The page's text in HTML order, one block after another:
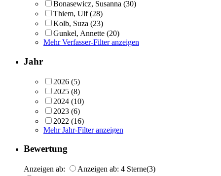
Bonasewicz, Susanna (30)
Thiem, Ulf (28)
Kolb, Suza (23)
Gunkel, Annette (20)
Mehr Verfasser-Filter anzeigen
Jahr
2026 (5)
2025 (8)
2024 (10)
2023 (6)
2022 (16)
Mehr Jahr-Filter anzeigen
Bewertung
Anzeigen ab: Anzeigen ab: 4 Sterne(3)